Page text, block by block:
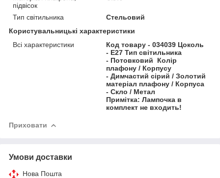
підвісок
Тип світильника
Стельовий
Користувальницькі характеристики
Всі характеристики
Код товару - 034039 Цоколь
- E27 Тип світильника
- Потовковий Колір
плафону / Корпусу
- Димчастий сірий / Золотий
матеріал плафону / Корпуса
- Скло / Метал
Примітка: Лампочка в
комплект не входить!
Приховати
Умови доставки
Нова Пошта